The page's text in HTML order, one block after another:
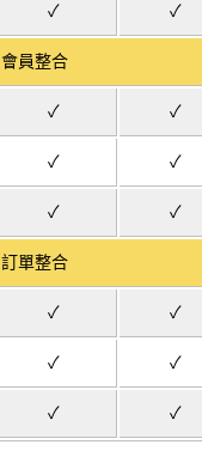
✓ ✓
會員整合
✓ ✓
✓ ✓
✓ ✓
訂單整合
✓ ✓
✓ ✓
✓ ✓